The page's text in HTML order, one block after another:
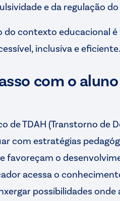
e da regulação
do contexto educacional
inclusiva e eficiente.
com o
de TDAH (Transtorno de
com estratégias
favoreçam o
acessa o
possibilidades onde